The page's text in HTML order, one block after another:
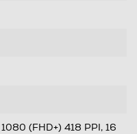
(FHD+) 418 PPI, 16